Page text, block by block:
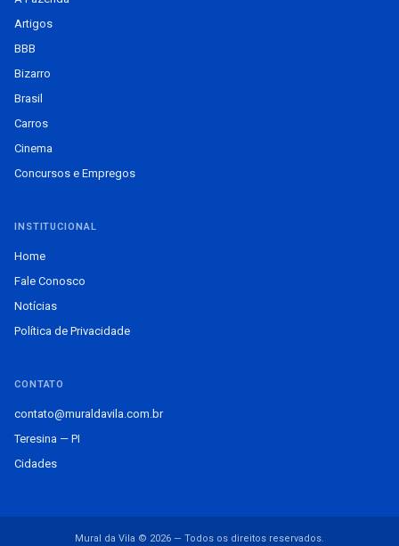
Artigos
BBB
Bizarro
Brasil
Carros
Cinema
Concursos e Empregos
INSTITUCIONAL
Home
Fale Conosco
Notícias
Política de Privacidade
CONTATO
contato@muraldavila.com.br
Teresina — PI
Cidades
Mural da Vila © 2026 — Todos os direitos reservados.